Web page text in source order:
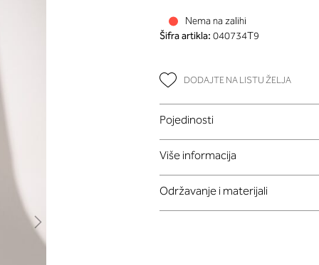
Nema na zalihi
Šifra artikla: 040734T9
DODAJTE NA LISTU ŽELJA
Pojedinosti
Više informacija
Održavanje i materijali